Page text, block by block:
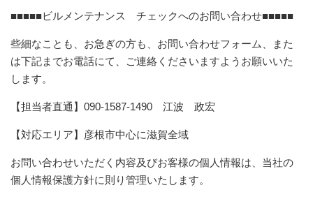
■■■■■ビルメンテナンス チェックへのお問い合わせ■■■■■
些細なことも、お急ぎの方も、お問い合わせフォーム、また
は下記までお電話にて、ご連絡くださいますようお願いいた
します。
【担当者直通】090-1587-1490 江波 政宏
【対応エリア】彦根市中心に滋賀全域
お問い合わせいただく内容及びお客様の個人情報は、当社の
個人情報保護方針に則り管理いたします。